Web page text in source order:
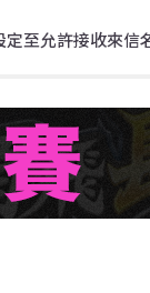
定至允許接收來信